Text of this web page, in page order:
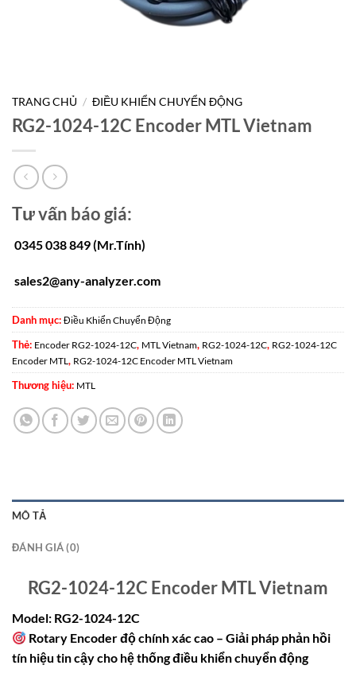
TRANG CHỦ / ĐIỀU KHIỂN CHUYỂN ĐỘNG
RG2-1024-12C Encoder MTL Vietnam
Tư vấn báo giá:
0345 038 849 (Mr.Tính)
sales2@any-analyzer.com
Danh mục: Điều Khiển Chuyển Động
Thẻ: Encoder RG2-1024-12C, MTL Vietnam, RG2-1024-12C, RG2-1024-12C
Encoder MTL, RG2-1024-12C Encoder MTL Vietnam
Thương hiệu: MTL
MÔ TẢ
ĐÁNH GIÁ (0)
RG2-1024-12C Encoder MTL Vietnam
Model: RG2-1024-12C
Rotary Encoder độ chính xác cao – Giải pháp phản hồi
tín hiệu tin cậy cho hệ thống điều khiển chuyển động